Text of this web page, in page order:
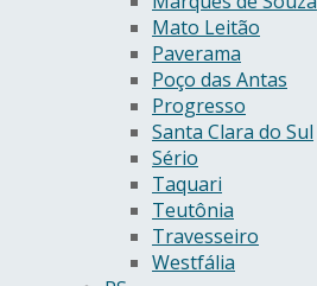
Mato Leitão
Paverama
Poço das Antas
Progresso
Santa Clara do Sul
Sério
Taquari
Teutônia
Travesseiro
Westfália